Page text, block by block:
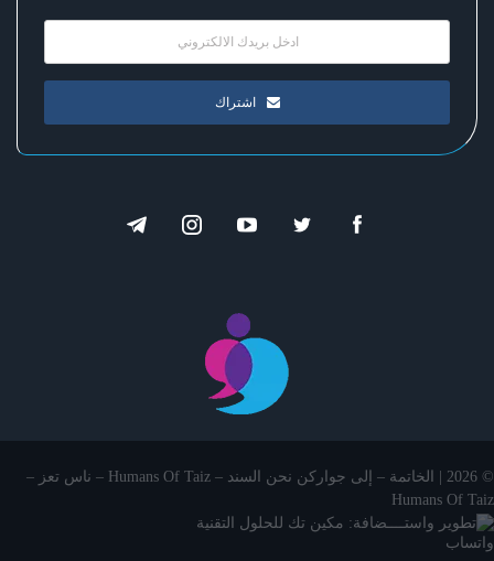
اشتراك
© 2026 | الخاتمة – إلى جواركن نحن السند – Humans Of Taiz – ناس تعز –
Humans Of Taiz
تطوير واستــــضافة: مكين تك للحلول التقنية